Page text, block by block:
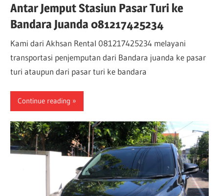
Antar Jemput Stasiun Pasar Turi ke
Bandara Juanda 081217425234
Kami dari Akhsan Rental 081217425234 melayani
transportasi penjemputan dari Bandara juanda ke pasar
turi ataupun dari pasar turi ke bandara
Continue reading